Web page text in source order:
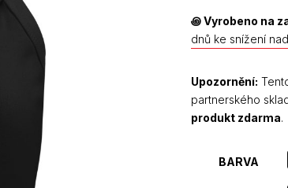
꩜Vyrobeno na
dnů ke snížení
Upozornění:
partnerského
produkt zdarma.
BARVA